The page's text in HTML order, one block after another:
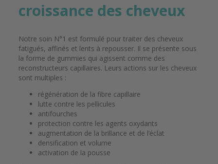
croissance des cheveux
Notre soin N°1 est formulé pour traiter des cheveux
fatigués, affinés et lents à repousser. Il se présente sous
la forme de gummies qui agissent comme des
reconstructeurs capillaires. Leurs actions sur les cheveux
sont multiples :
régénération de la fibre capillaire
lutte contre les pellicules
antifourches
protection contre les agents oxydants
augmentation de la brillance et de l’éclat
densification et volume
activation de la pousse